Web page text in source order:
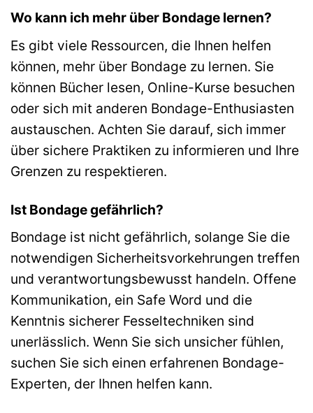
Wo kann ich mehr über Bondage lernen?
Es gibt viele Ressourcen, die Ihnen helfen
können, mehr über Bondage zu lernen. Sie
können Bücher lesen, Online-Kurse besuchen
oder sich mit anderen Bondage-Enthusiasten
austauschen. Achten Sie darauf, sich immer
über sichere Praktiken zu informieren und Ihre
Grenzen zu respektieren.
Ist Bondage gefährlich?
Bondage ist nicht gefährlich, solange Sie die
notwendigen Sicherheitsvorkehrungen treffen
und verantwortungsbewusst handeln. Offene
Kommunikation, ein Safe Word und die
Kenntnis sicherer Fesseltechniken sind
unerlässlich. Wenn Sie sich unsicher fühlen,
suchen Sie sich einen erfahrenen Bondage-
Experten, der Ihnen helfen kann.